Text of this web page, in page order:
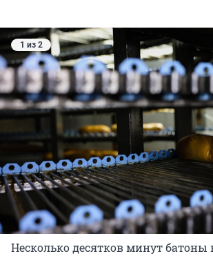
1 из 2
Несколько десятков минут батоны